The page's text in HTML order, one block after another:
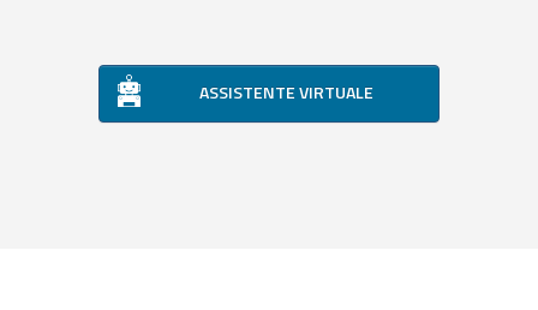
ASSISTENTE VIRTUALE